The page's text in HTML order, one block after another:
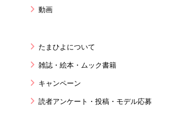
動画
たまひよについて
雑誌・絵本・ムック書籍
キャンペーン
読者アンケート・投稿・モデル応募